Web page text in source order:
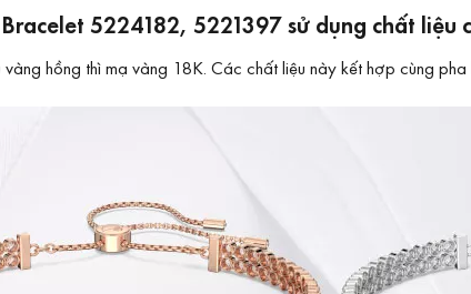
5224182, 5221397 sử dụng chất liệu
hồng thì mạ vàng 18K. Các chất liệu này kết hợp cùng